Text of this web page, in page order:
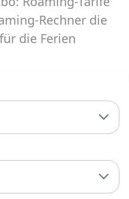
und Smart
Rechner die
die Ferien